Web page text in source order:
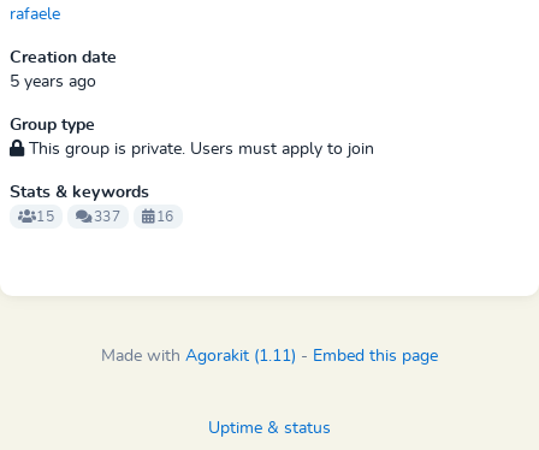
rafaele
Creation date
5 years ago
Group type
This group is private. Users must apply to join
Stats & keywords
15 337 16
Made with Agorakit (1.11) - Embed this page
Uptime & status